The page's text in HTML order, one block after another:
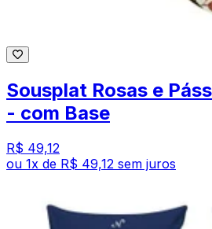
Sousplat Rosas e
- com Base
R$ 49,12
ou 1x de R$ 49,12 sem juros